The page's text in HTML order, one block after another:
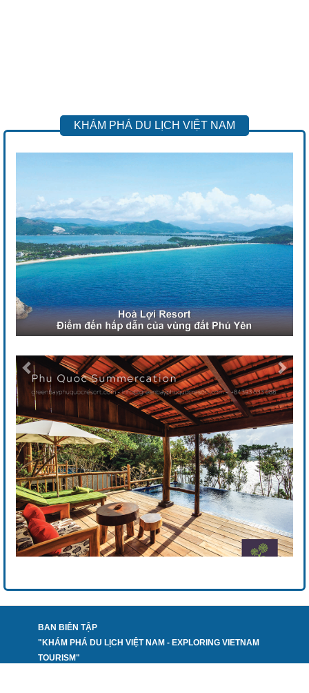
KHÁM PHÁ DU LỊCH VIỆT NAM
BAN BIÊN TẬP
"KHÁM PHÁ DU LỊCH VIỆT NAM - EXPLORING VIETNAM
TOURISM"